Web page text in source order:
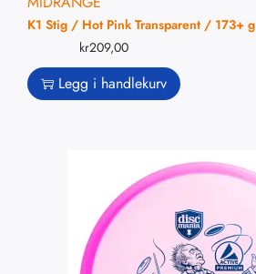
K1 Stig / Hot Pink Transparent / 173+ g
kr209,00
Legg i handlekurv